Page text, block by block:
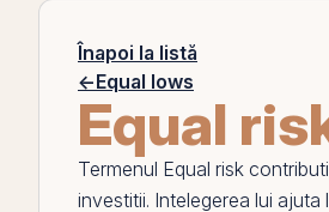
Înapoi la listă
←Equal lows
Equal
Termenul Equal risk
investitii. Intelegerea lui